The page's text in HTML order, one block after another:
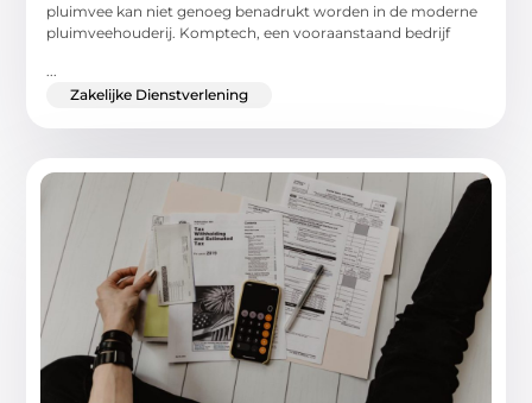
pluimvee kan niet genoeg benadrukt worden in de moderne
pluimveehouderij. Komptech, een vooraanstaand bedrijf
...
Zakelijke Dienstverlening